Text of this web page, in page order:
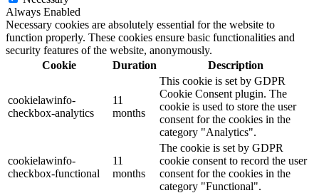
Always Enabled
Necessary cookies are absolutely essential for the website to
function properly. These cookies ensure basic functionalities and
security features of the website, anonymously.
Cookie
Duration Description
cookielawinfo-
checkbox-analytics
11
months
This cookie is set by GDPR
Cookie Consent plugin. The
cookie is used to store the user
consent for the cookies in the
category "Analytics".
cookielawinfo-
checkbox-functional
11
months
The cookie is set by GDPR
cookie consent to record the user
consent for the cookies in the
category "Functional".